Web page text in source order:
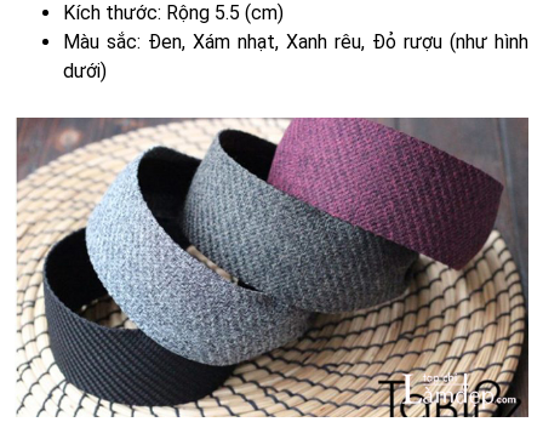
Kích thước: Rộng 5.5 (cm)
Màu sắc: Đen, Xám nhạt, Xanh rêu, Đỏ rượu (như hình
dưới)